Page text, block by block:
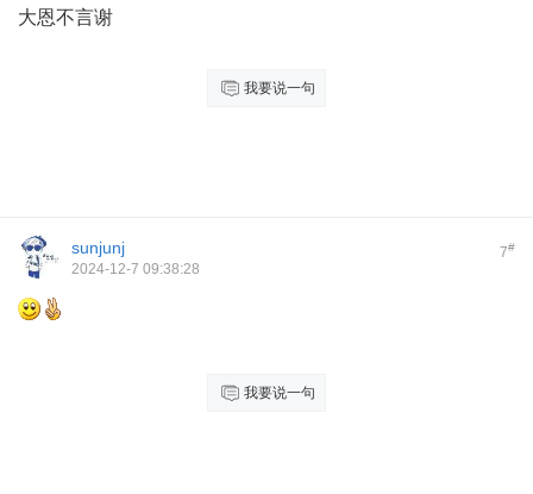
大恩不言谢
我要说一句
7#
sunjunj
2024-12-7 09:38:28
我要说一句